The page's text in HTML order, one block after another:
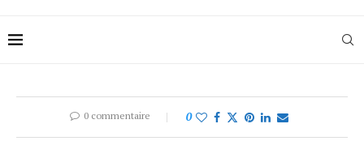
0 commentaire 0